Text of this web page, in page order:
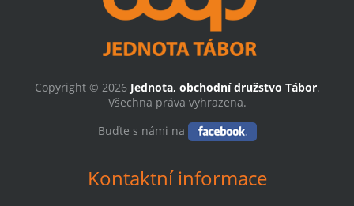
Copyright © 2026 Jednota, obchodní družstvo Tábor.
Všechna práva vyhrazena.
Buďte s námi na
Kontaktní informace